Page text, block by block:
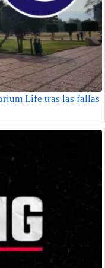
Life tras las fallas